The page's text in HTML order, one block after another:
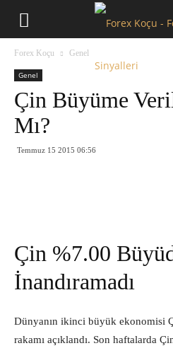
Forex Koçu Genel
Genel
Çin Büyüme
Mı?
Temmuz 15 2015 06:56
Çin %7.00
İnandıramadı
Dünyanın ikinci büyük ekonomisi
rakamı açıklandı. Son haftalarda